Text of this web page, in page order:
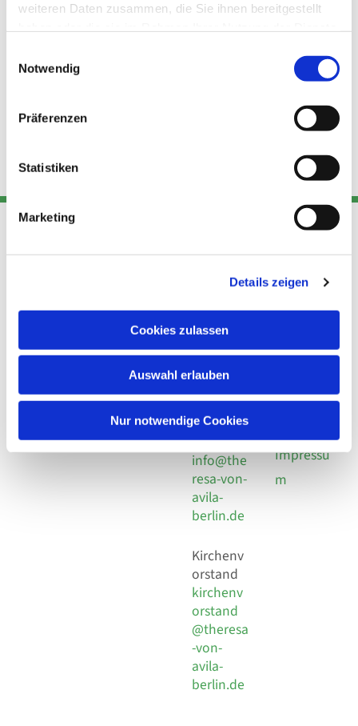
weiteren Daten zusammen, die Sie ihnen bereitgestellt
Notwendig
Präferenzen
Statistiken
Marketing
Details zeigen
Cookies zulassen
Auswahl erlauben
Nur notwendige Cookies
Adresse
Kirchengemeinde Pfarrei
Hl. Theresa von Avila Berlin
Nordost
Leitender Pfarrer - Norbert
Pomplun
13086 Berlin
Kont
Telefon
+49 30
924 64 28
30 924 54
18
E-Mail
info@the
resa-von-
avila-
berlin.de
Kirchenv
orstand
kirchenv
orstand
@theresa
-von-
avila-
berlin.de
Links
Datensch
Datensch
Social
Impressu
m